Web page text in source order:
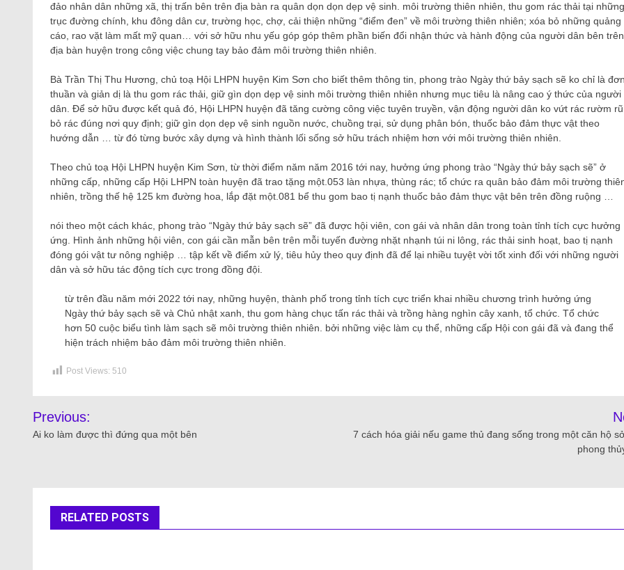
đảo nhân dân những xã, thị trấn bên trên địa bàn ra quân dọn dọn dẹp vệ sinh. môi trường thiên nhiên, thu gom rác thải tại những
trục đường chính, khu đông dân cư, trường học, chợ, cải thiện những “điểm đen” về môi trường thiên nhiên; xóa bỏ những quảng
cáo, rao vặt làm mất mỹ quan… với sở hữu nhu yếu góp góp thêm phần biến đổi nhận thức và hành động của người dân bên trên
địa bàn huyện trong công việc chung tay bảo đảm môi trường thiên nhiên.
Bà Trần Thị Thu Hương, chủ toạ Hội LHPN huyện Kim Sơn cho biết thêm thông tin, phong trào Ngày thứ bảy sạch sẽ ko chỉ là
thuần và giản dị là thu gom rác thải, giữ gìn dọn dẹp vệ sinh môi trường thiên nhiên nhưng mục tiêu là nâng cao ý thức của người
dân. Để sở hữu được kết quả đó, Hội LHPN huyện đã tăng cường công việc tuyên truyền, vận động người dân ko vứt rác rườm
bỏ rác đúng nơi quy định; giữ gìn dọn dẹp vệ sinh nguồn nước, chuồng trại, sử dụng phân bón, thuốc bảo đảm thực vật theo
hướng dẫn … từ đó từng bước xây dựng và hình thành lối sống sở hữu trách nhiệm hơn với môi trường thiên nhiên.
Theo chủ toạ Hội LHPN huyện Kim Sơn, từ thời điểm năm năm 2016 tới nay, hưởng ứng phong trào “Ngày thứ bảy sạch sẽ” ở
những cấp, những cấp Hội LHPN toàn huyện đã trao tặng một.053 làn nhựa, thùng rác; tổ chức ra quân bảo đảm môi trường
nhiên, trồng thế hệ 125 km đường hoa, lắp đặt một.081 bể thu gom bao tị nạnh thuốc bảo đảm thực vật bên trên đồng ruộng …
nói theo một cách khác, phong trào “Ngày thứ bảy sạch sẽ” đã được hội viên, con gái và nhân dân trong toàn tỉnh tích cực hưởng
ứng. Hình ảnh những hội viên, con gái cần mẫn bên trên mỗi tuyến đường nhặt nhạnh túi ni lông, rác thải sinh hoạt, bao tị nạnh
đóng gói vật tư nông nghiệp … tập kết về điểm xử lý, tiêu hủy theo quy định đã để lại nhiều tuyệt vời tốt xinh đối với những người
dân và sở hữu tác động tích cực trong đồng đội.
từ trên đầu năm mới 2022 tới nay, những huyện, thành phố trong tỉnh tích cực triển khai nhiều chương trình hưởng ứng
Ngày thứ bảy sạch sẽ và Chủ nhật xanh, thu gom hàng chục tấn rác thải và trồng hàng nghìn cây xanh, tổ chức. Tổ chức
hơn 50 cuộc biểu tình làm sạch sẽ môi trường thiên nhiên. bởi những việc làm cụ thể, những cấp Hội con gái đã và đang thể
hiện trách nhiệm bảo đảm môi trường thiên nhiên.
Post Views: 510
Previous:
Ai ko làm được thì đứng qua một bên
7 cách hóa giải nếu game thủ đang sống trong một căn hộ
phong
RELATED POSTS